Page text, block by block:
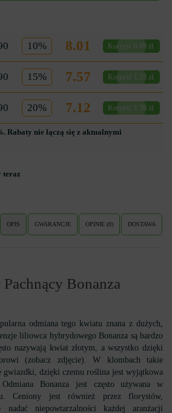
10% 8.01 Korzyść 0.89 zł.
15% 7.57 Korzyść 1.33 zł.
20% 7.12 Korzyść 1.78 zł.
Rabaty nie łączą się z aktualnymi
teraz
OPIS GWARANCJE OPINIE (0) DOSTAWA
Bonanza
odmiana tego kwiatu znana z dużych,
liliowca hybrydowego Bonanza są bardzo
nazywają kwiat złotym, a wszystko dzięki
(zobacz zdjęcie). W klombach takie
gwiazdki, dzięki czemu roślina jest wyjątkowa
Bonanza jest często używana w
Ceniony jest również przez florystów,
niepowtarzalności każdej aranżacji